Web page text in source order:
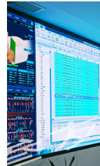
化设备